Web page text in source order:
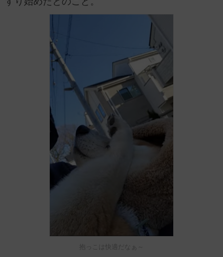
抱っこは快適だなぁ～